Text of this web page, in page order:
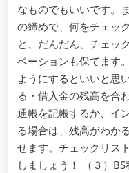
なものでもいいです。
の締めで、何をチェッ
と、だんだん、チェッ
ベーションも保てます
ようにするといいと思
る・借入金の残高を合
通帳を記帳するか、イ
る場合は、残高がわか
せます。チェックリス
しましょう！ （３）